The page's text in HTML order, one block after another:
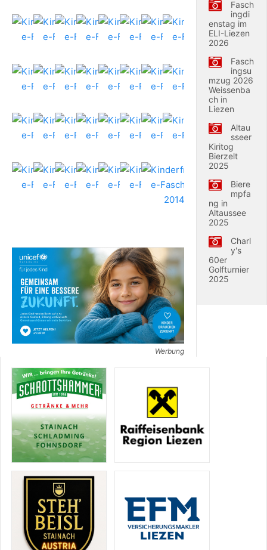
Werbung
Fasch
ingdi
enstag im
ELI-Liezen
2026
Fasch
ingsu
mzug 2026
Weissenba
ch in
Liezen
Altau
sseer
Kiritog
Bierzelt
2025
Biere
mpfa
ng in
Altaussee
2025
Charl
y's
60er
Golfturnier
2025